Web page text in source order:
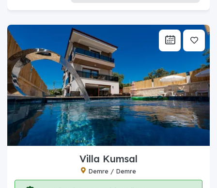
Villa Kumsal
Demre / Demre